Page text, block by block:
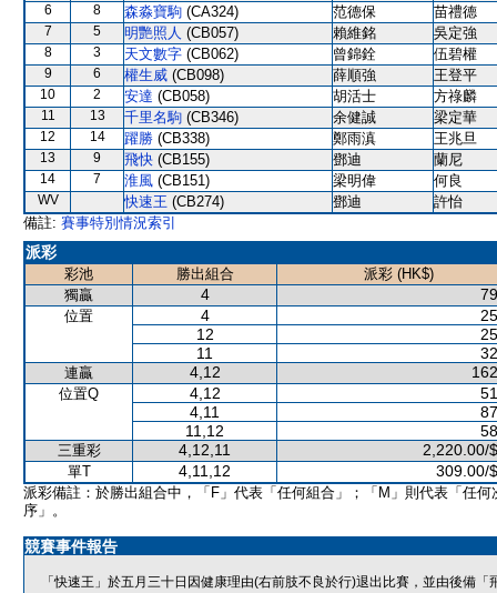
6 8 森淼寶駒 (CA324) 范德保 苗禮德
7 5 明艷照人 (CB057) 賴維銘 吳定強
8 3 天文數字 (CB062) 曾錦銓 伍碧權
9 6 權生威 (CB098) 薛順強 王登平
10 2 安達 (CB058) 胡活士 方祿麟
11 13 千里名駒 (CB346) 余健誠 梁定華
12 14 躍勝 (CB338) 鄭雨滇 王兆旦
13 9 飛快 (CB155) 鄧迪 蘭尼
14 7 淮風 (CB151) 梁明偉 何良
WV 快速王 (CB274) 鄧迪
許怡
備註: 賽事特別情況索引
派彩
彩池 勝出組合
派彩 (HK$)
獨贏
4
位置 4
12
11
連贏 4,12
位置Q 4,12
4,11
11,12
三重彩 4,12,11 2,220.00/
單T 4,11,12 309.00/
派彩備註：於勝出組合中，「F」代表「任何組合」；「M」則代表「任何
序」。
競賽事件報告
「快速王」於五月三十日因健康理由(右前肢不良於行)退出比賽，並由後備